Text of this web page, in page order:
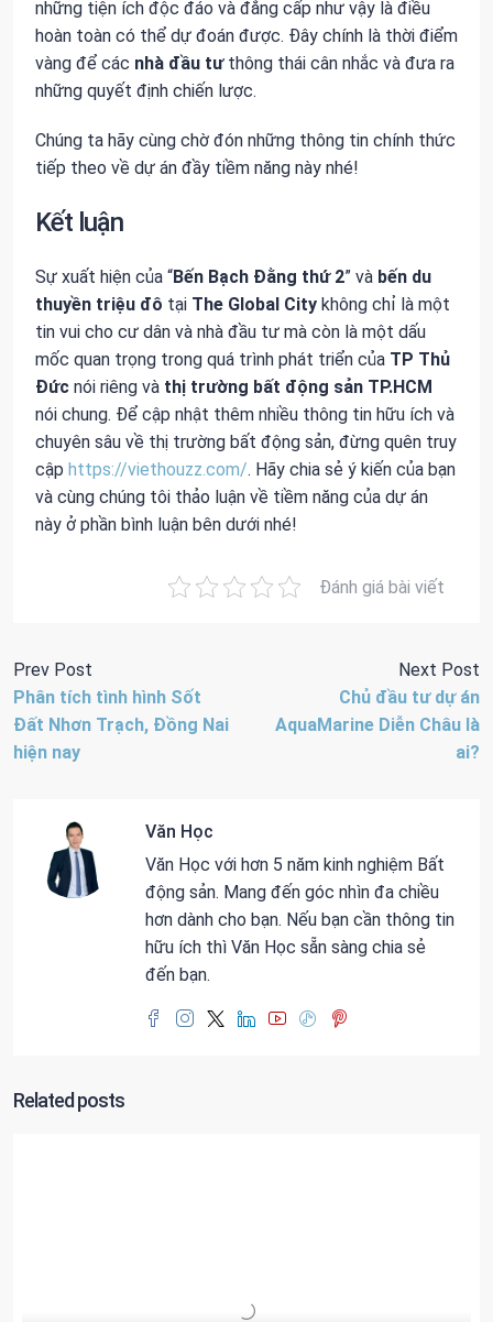
những tiện ích độc đáo và đẳng cấp như vậy là điều
hoàn toàn có thể dự đoán được. Đây chính là thời điểm
vàng để các nhà đầu tưthông thái cân nhắc và đưa ra
những quyết định chiến lược.
Chúng ta hãy cùng chờ đón những thông tin chính thức
tiếp theo về dự án đầy tiềm năng này nhé!
Kết luận
Sự xuất hiện của “Bến Bạch Đằng thứ 2” và bến du
thuyền triệu đô tại The Global City không chỉ là một
tin vui cho cư dân và nhà đầu tư mà còn là một dấu
mốc quan trọng trong quá trình phát triển của TP Thủ
Đức nói riêng và thị trường bất động sản TP.HCM
nói chung. Để cập nhật thêm nhiều thông tin hữu ích và
chuyên sâu về thị trường bất động sản, đừng quên truy
cập https://viethouzz.com/. Hãy chia sẻ ý kiến của bạn
và cùng chúng tôi thảo luận về tiềm năng của dự án
này ở phần bình luận bên dưới nhé!
Đánh giá bài viết
Prev Post
Phân tích tình hình Sốt
Đất Nhơn Trạch, Đồng Nai
hiện nay
Next Post
Chủ đầu tư dự án
AquaMarine Diễn Châu là
ai?
Văn Học
Văn Học với hơn 5 năm kinh nghiệm Bất
động sản. Mang đến góc nhìn đa chiều
hơn dành cho bạn. Nếu bạn cần thông tin
hữu ích thì Văn Học sẵn sàng chia sẻ
đến bạn.
Related posts